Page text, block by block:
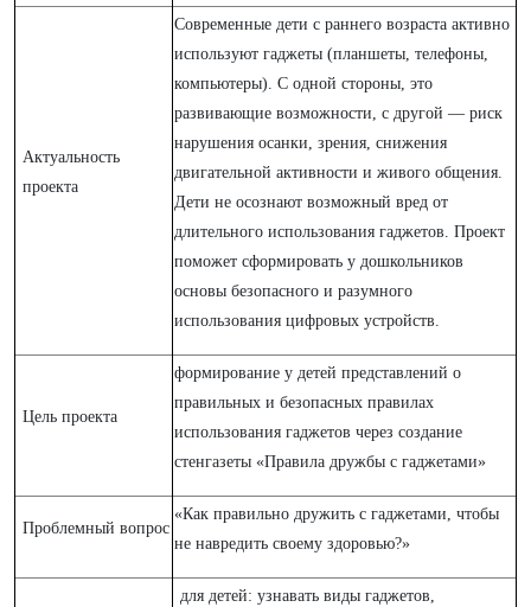
Актуальность
проекта
Современные дети с раннего возраста активно
используют гаджеты (планшеты, телефоны,
компьютеры). С одной стороны, это
развивающие возможности, с другой — риск
нарушения осанки, зрения, снижения
двигательной активности и живого общения.
Дети не осознают возможный вред от
длительного использования гаджетов. Проект
поможет сформировать у дошкольников
основы безопасного и разумного
использования цифровых устройств.
Цель проекта
формирование у детей представлений о
правильных и безопасных правилах
использования гаджетов через создание
стенгазеты «Правила дружбы с гаджетами»
Проблемный вопрос
«Как правильно дружить с гаджетами, чтобы
не навредить своему здоровью?»
для детей: узнавать виды гаджетов,